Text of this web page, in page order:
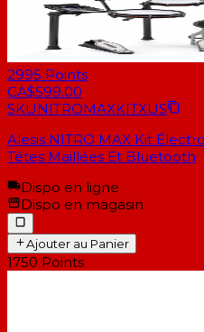
2995 Points
CA$599.00
SKUNITROMAXKITXUS
Alesis NITRO MAX Kit
Têtes Maillées Et Bluetooth
Dispo en ligne
Dispo en magasin
Ajouter au Panier
1750 Points